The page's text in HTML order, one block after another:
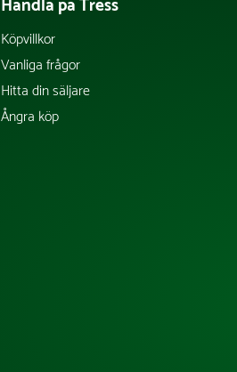
Handla på Tress
Köpvillkor
Vanliga frågor
Hitta din säljare
Ångra köp